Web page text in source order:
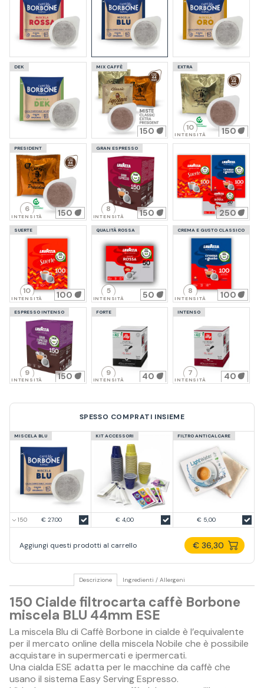
DEK MIX CAFFÈ
150
EXTRA
10
INTENSITÀ 150
PRESIDENT
6
INTENSITÀ 150
GRAN ESPRESSO
8
INTENSITÀ 150 250
SUERTE
10
INTENSITÀ 100
QUALITÀ ROSSA
5
INTENSITÀ 50
CREMA E GUSTO CLASSICO
8
INTENSITÀ 100
ESPRESSO INTENSO
9
INTENSITÀ 150
FORTE
9
INTENSITÀ 40
INTENSO
7
INTENSITÀ 40
SPESSO COMPRATI INSIEME
MISCELA BLU
€ 27.00
KIT ACCESSORI
€ 4,00
FILTRO ANTICALCARE
€ 5,00
Aggiungi questi prodotti al carrello € 36,30
Descrizione Ingredienti / Allergeni
150 Cialde filtrocarta caffè Borbone
miscela BLU 44mm ESE
La miscela Blu di Caffè Borbone in cialde è l’equivalente
per il mercato online della miscela Nobile che è possibile
acquistare in supermercati e ipermercati.
Una cialda ESE adatta per le macchine da caffè che
usano il sistema Easy Serving Espresso.